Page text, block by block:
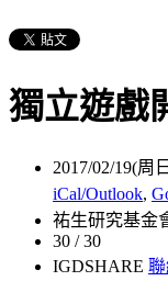
獨立遊戲
2017/02/19(周
iCal/Outlook,
祐生研究基金
30 / 30
IGDSHARE